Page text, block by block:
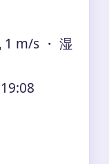
1 m/s ・ 湿
19:08